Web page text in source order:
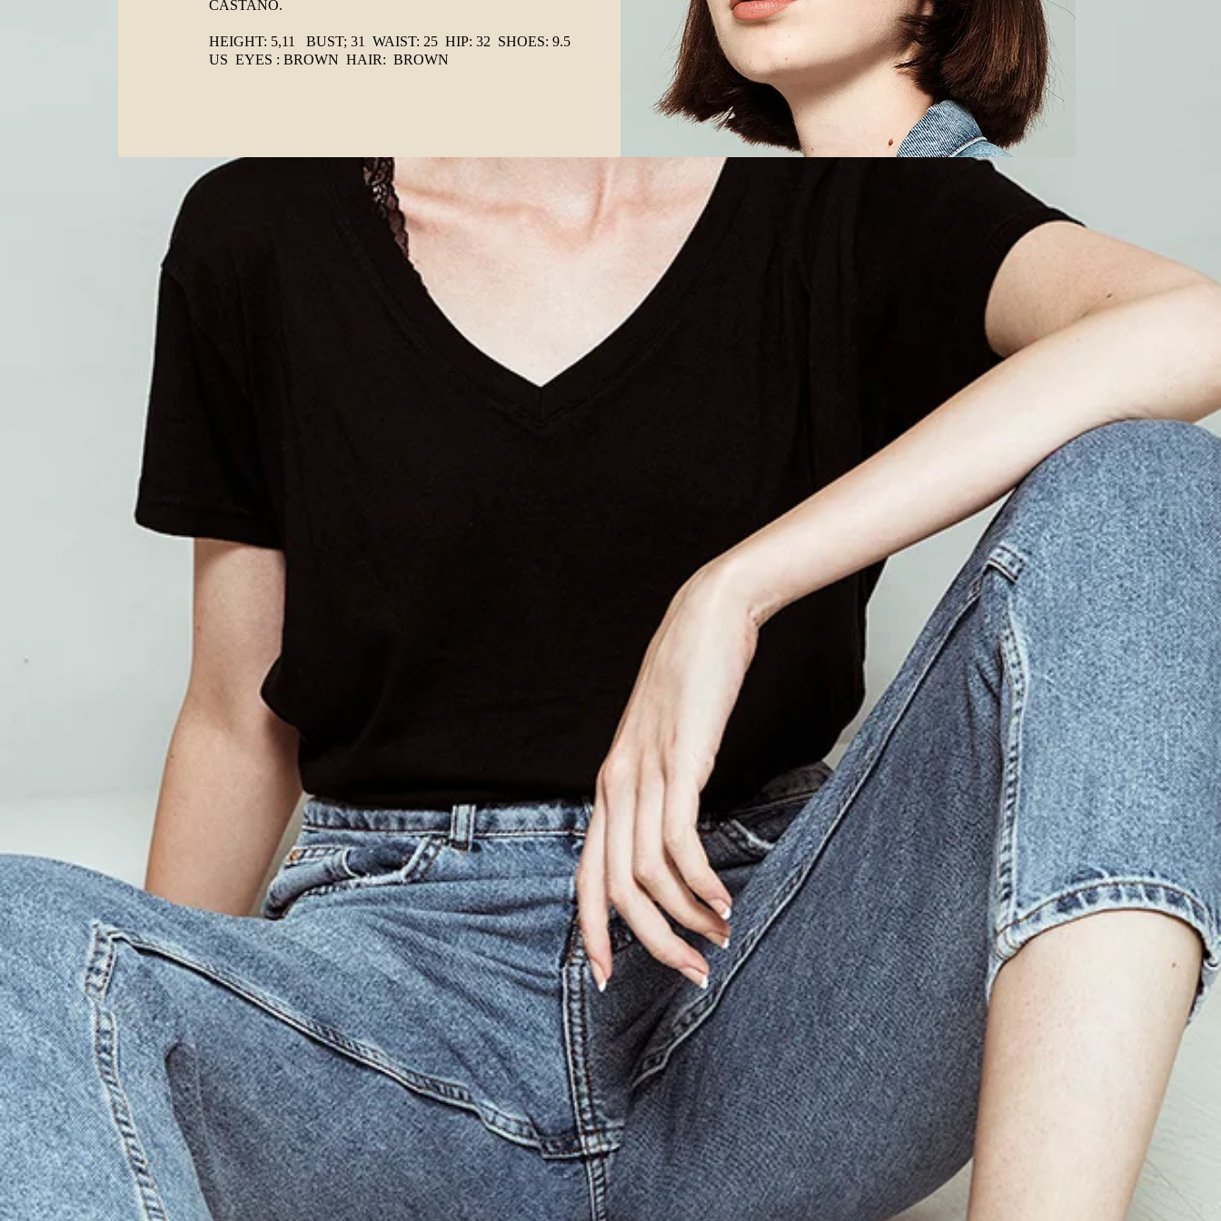
CASTAÑO.
HEIGHT: 5,11 BUST; 31 WAIST: 25 HIP: 32 SHOES: 9.5
US EYES : BROWN HAIR: BROWN